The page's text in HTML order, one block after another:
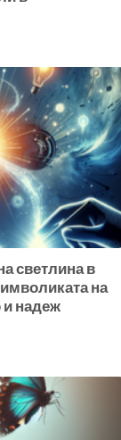
светлина в
на
и надеж